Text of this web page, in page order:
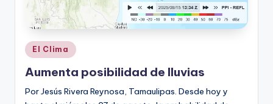
Publicado
en
El Clima
Aumenta posibilidad de lluvias
Por Jesús Rivera Reynosa, Tamaulipas. Desde hoy y